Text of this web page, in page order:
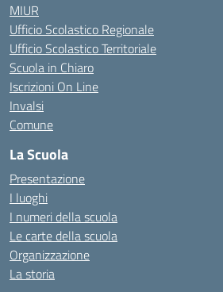
MIUR
Ufficio Scolastico Regionale
Ufficio Scolastico Territoriale
Scuola in Chiaro
Iscrizioni On Line
Invalsi
Comune
La Scuola
Presentazione
I luoghi
I numeri della scuola
Le carte della scuola
Organizzazione
La storia